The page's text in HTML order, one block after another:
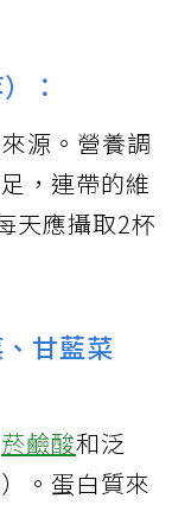
：
源。營養調
，連帶的維
天應攝取2杯
甘藍菜
菸鹼酸和泛
。蛋白質來